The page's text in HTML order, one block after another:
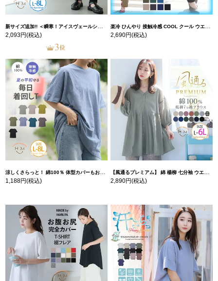
新サイズ追加!! ＜瞬寒！アイスヴェールシリーズ＞ 美脚 ジョガーパンツ 【ウェストゴム】 【ストレッチ】 | 大きいサイズの通販ならハッピーマリリン
2,093円(税込)
楽冷 ひんやり 接触冷感 COOL クール ウエストゴム 楽ちん ストレッチ 美脚 レギパン 【ストレッチ】 | 大きいサイズの通販ならハッピーマリリン
2,690円(税込)
涼しくさらっと！ 綿100％ 体型カバーもお洒落も叶える 風合いコットン ゆるシルエット ドルマン | 大きいサイズの通販ならハッピーマリリン
1,188円(税込)
【風通るプレミアム】 綿 楊柳 七分袖 ウエストギャザー ブラウス | 大きいサイズの通販ならハッピーマリリン
2,890円(税込)